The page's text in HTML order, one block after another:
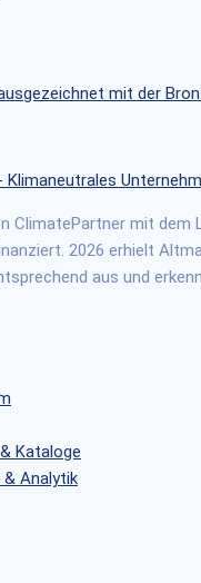
ClimatePartner mit dem
2026 erhielt
aus und
Kataloge
Analytik